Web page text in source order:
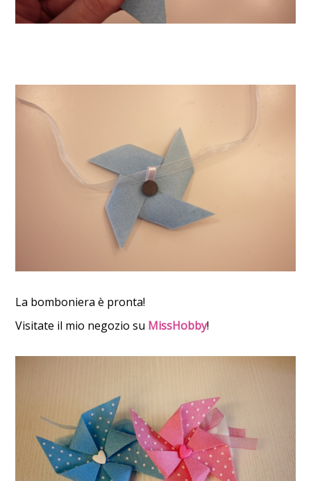
La bomboniera è pronta!
Visitate il mio negozio su MissHobby!